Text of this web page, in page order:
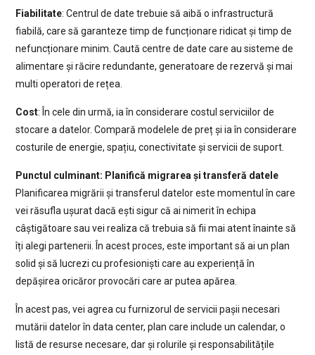
Fiabilitate: Centrul de date trebuie să aibă o infrastructură
fiabilă, care să garanteze timp de funcționare ridicat și timp de
nefuncționare minim. Caută centre de date care au sisteme de
alimentare și răcire redundante, generatoare de rezervă și mai
multi operatori de rețea.
Cost: În cele din urmă, ia în considerare costul serviciilor de
stocare a datelor. Compară modelele de preț și ia în considerare
costurile de energie, spațiu, conectivitate și servicii de suport.
Punctul culminant: Planifică migrarea și transferă datele
Planificarea migrării și transferul datelor este momentul în care
vei răsufla ușurat dacă ești sigur că ai nimerit în echipa
câștigătoare sau vei realiza că trebuia să fii mai atent înainte să
îți alegi partenerii. În acest proces, este important să ai un plan
solid și să lucrezi cu profesioniști care au experiență în
depășirea oricăror provocări care ar putea apărea.
În acest pas, vei agrea cu furnizorul de servicii pașii necesari
mutării datelor în data center, plan care include un calendar, o
listă de resurse necesare, dar și rolurile și responsabilitățile